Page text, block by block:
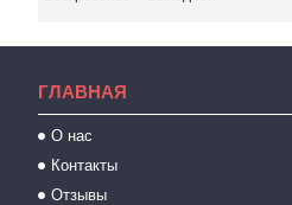
ГЛАВНАЯ
О нас
Контакты
Отзывы